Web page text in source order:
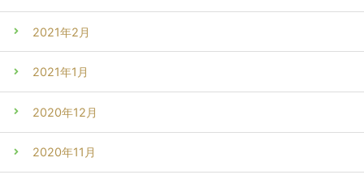
2021年2月
2021年1月
2020年12月
2020年11月